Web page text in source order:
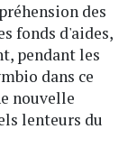
des
fonds d'aides,
pendant les
dans ce
nouvelle
lenteurs du